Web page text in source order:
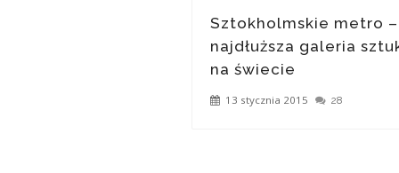
Sztokholmskie metro –
najdłuższa galeria
na świecie
13 stycznia 2015 28